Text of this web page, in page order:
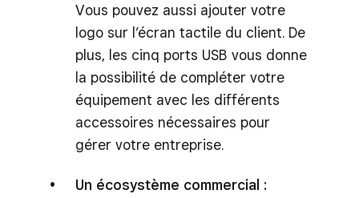
Vous pouvez aussi ajouter votre
logo sur l’écran tactile du client. De
plus, les cinq ports USB vous donne
la possibilité de compléter votre
équipement avec les différents
accessoires nécessaires pour
gérer votre entreprise.
Un écosystème commercial :